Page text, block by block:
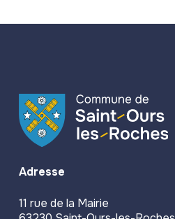
Adresse
11 rue de la Mairie